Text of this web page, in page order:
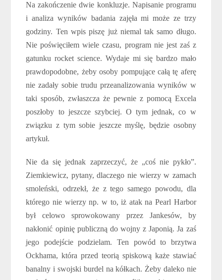
Na zakończenie dwie konkluzje. Napisanie programu
i analiza wyników badania zajęła mi może ze trzy
godziny. Ten wpis piszę już niemal tak samo długo.
Nie poświęciłem wiele czasu, program nie jest zaś z
gatunku rocket science. Wydaje mi się bardzo mało
prawdopodobne, żeby osoby pompujące całą tę aferę
nie zadały sobie trudu przeanalizowania wyników w
taki sposób, zwłaszcza że pewnie z pomocą Excela
poszłoby to jeszcze szybciej. O tym jednak, co w
związku z tym sobie jeszcze myślę, będzie osobny
artykuł.
Nie da się jednak zaprzeczyć, że „coś nie pykło”.
Ziemkiewicz, pytany, dlaczego nie wierzy w zamach
smoleński, odrzekł, że z tego samego powodu, dla
którego nie wierzy np. w to, iż atak na Pearl Harbor
był celowo sprowokowany przez Jankesów, by
nakłonić opinię publiczną do wojny z Japonią. Ja zaś
jego podejście podzielam. Ten powód to brzytwa
Ockhama, która przed teorią spiskową każe stawiać
banalny i swojski burdel na kółkach. Żeby daleko nie